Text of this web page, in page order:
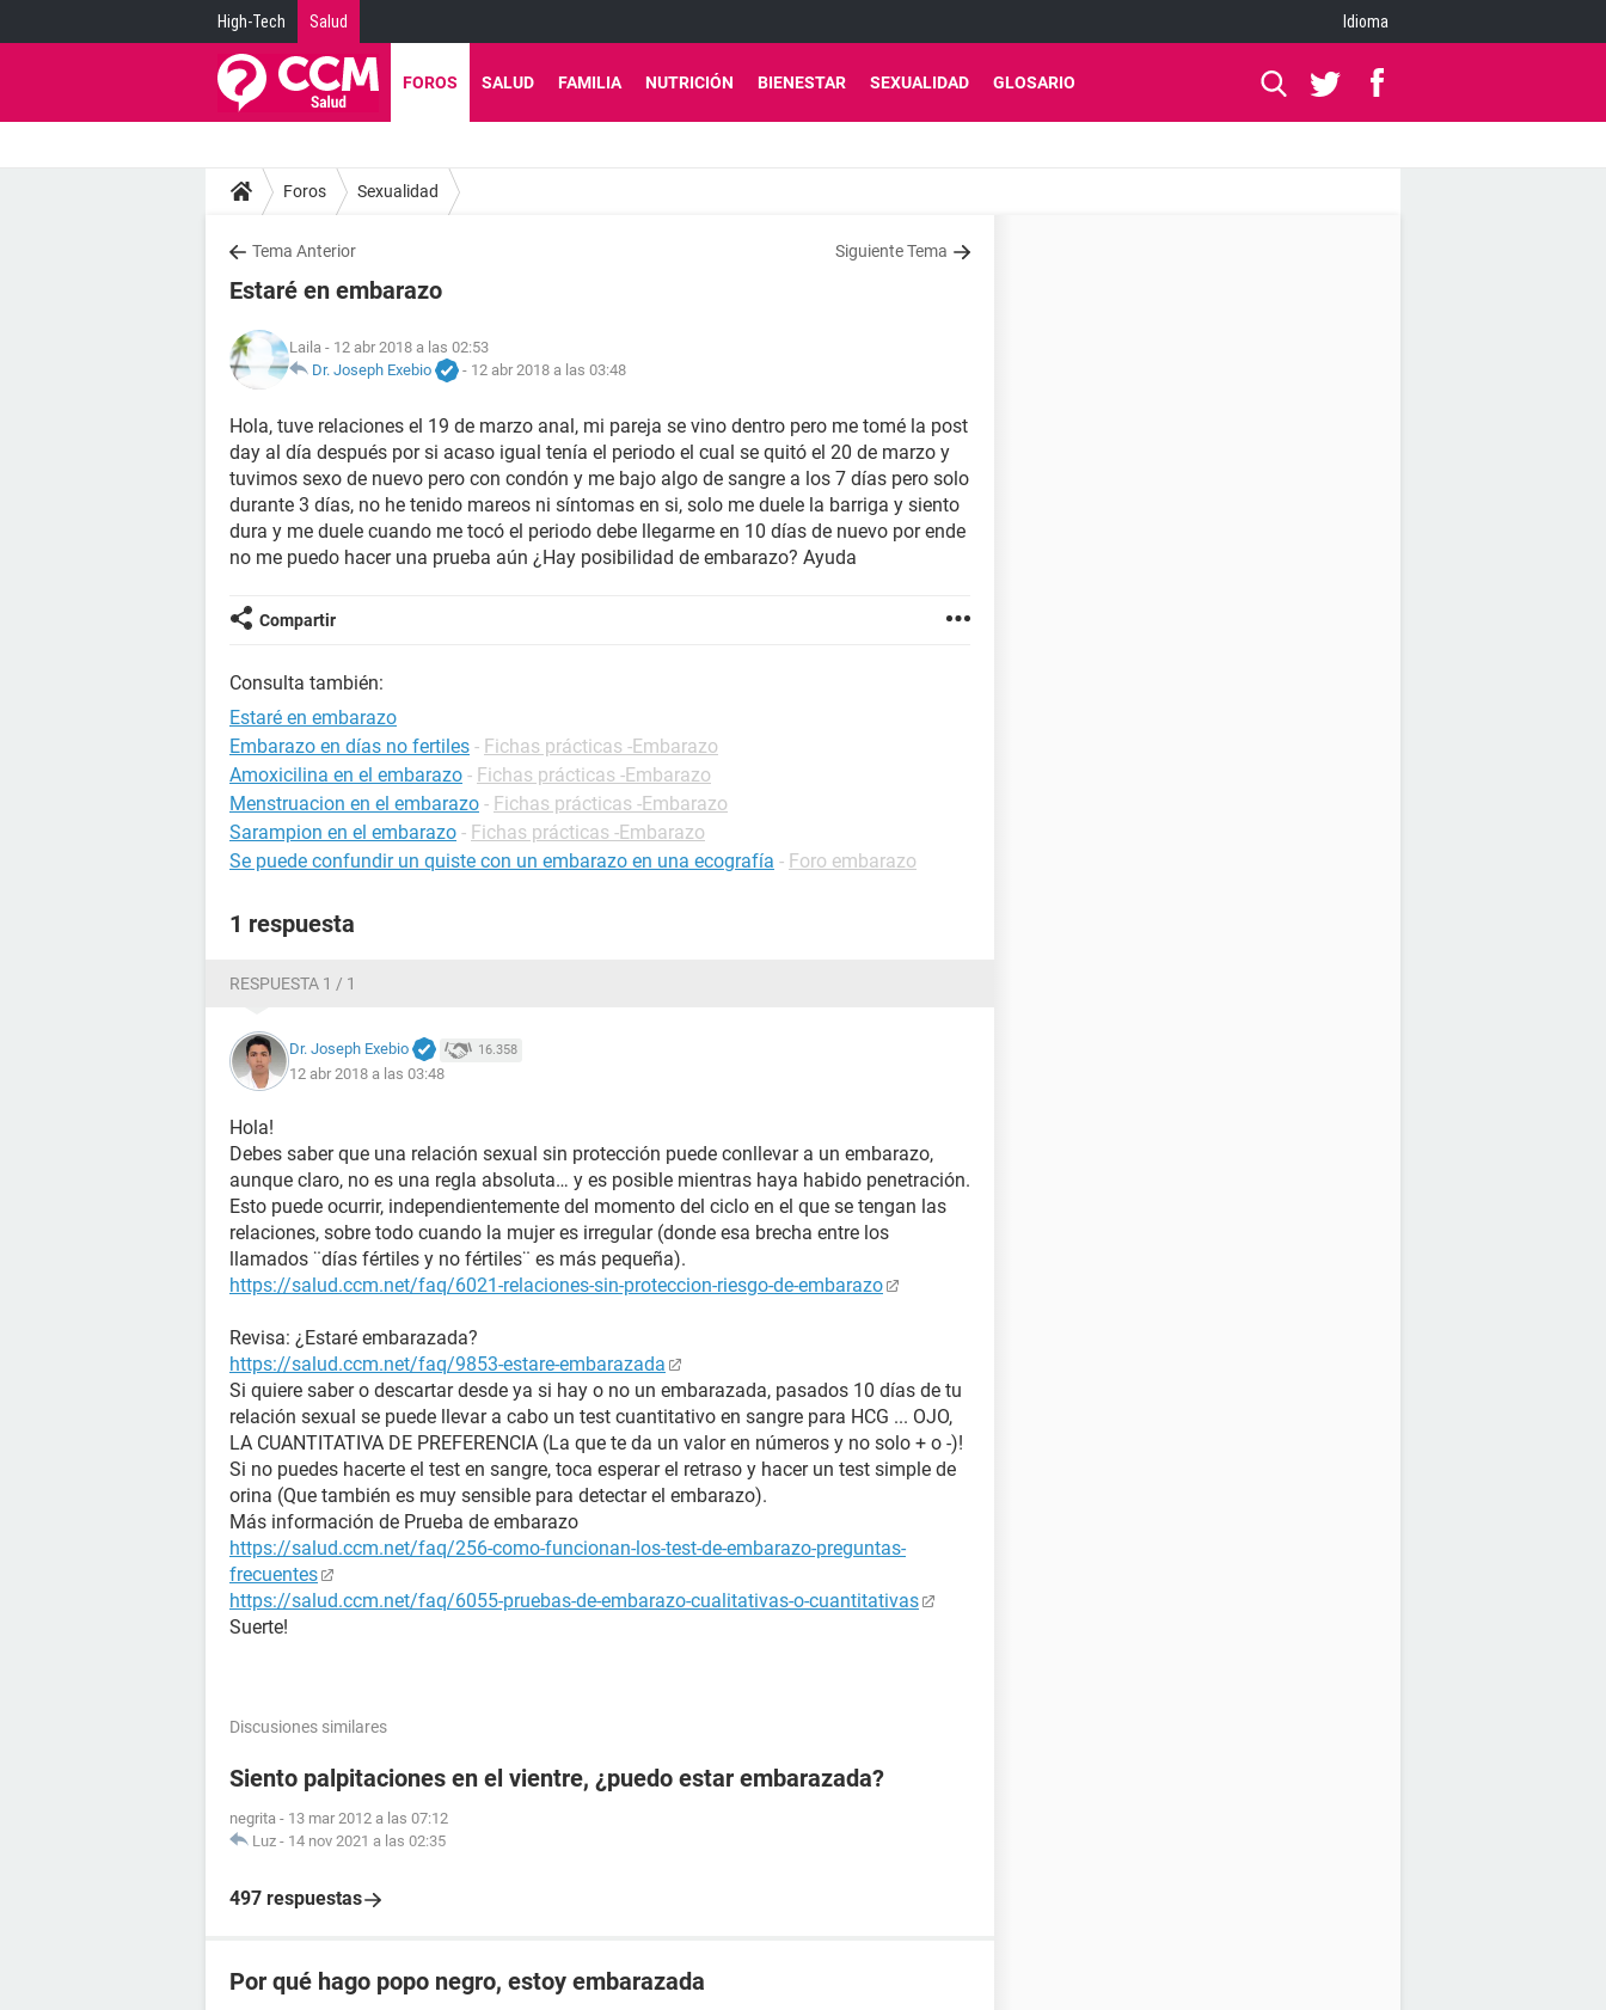
High-Tech Salud Idioma
FOROS SALUD FAMILIA NUTRICIÓN BIENESTAR SEXUALIDAD GLOSARIO
Foros Sexualidad
Tema Anterior Siguiente Tema
Estaré en embarazo
Laila - 12 abr 2018 a las 02:53
Dr. Joseph Exebio
- 12 abr 2018 a las 03:48
Hola, tuve relaciones el 19 de marzo anal, mi pareja se vino dentro pero me tomé la post
day al día después por si acaso igual tenía el periodo el cual se quitó el 20 de marzo y
tuvimos sexo de nuevo pero con condón y me bajo algo de sangre a los 7 días pero solo
durante 3 días, no he tenido mareos ni síntomas en si, solo me duele la barriga y siento
dura y me duele cuando me tocó el periodo debe llegarme en 10 días de nuevo por ende
no me puedo hacer una prueba aún ¿Hay posibilidad de embarazo? Ayuda
Compartir
Consulta también:
Estaré en embarazo
Embarazo en días no fertiles - Fichas prácticas -Embarazo
Amoxicilina en el embarazo - Fichas prácticas -Embarazo
Menstruacion en el embarazo - Fichas prácticas -Embarazo
Sarampion en el embarazo - Fichas prácticas -Embarazo
Se puede confundir un quiste con un embarazo en una ecografía - Foro embarazo
1 respuesta
RESPUESTA 1 / 1
Dr. Joseph Exebio 16.358
12 abr 2018 a las 03:48
Hola!
Debes saber que una relación sexual sin protección puede conllevar a un embarazo,
aunque claro, no es una regla absoluta… y es posible mientras haya habido penetración.
Esto puede ocurrir, independientemente del momento del ciclo en el que se tengan las
relaciones, sobre todo cuando la mujer es irregular (donde esa brecha entre los
llamados ¨días fértiles y no fértiles¨ es más pequeña).
https://salud.ccm.net/faq/6021-relaciones-sin-proteccion-riesgo-de-embarazo
Revisa: ¿Estaré embarazada?
https://salud.ccm.net/faq/9853-estare-embarazada
Si quiere saber o descartar desde ya si hay o no un embarazada, pasados 10 días de tu
relación sexual se puede llevar a cabo un test cuantitativo en sangre para HCG ... OJO,
LA CUANTITATIVA DE PREFERENCIA (La que te da un valor en números y no solo + o -)!
Si no puedes hacerte el test en sangre, toca esperar el retraso y hacer un test simple de
orina (Que también es muy sensible para detectar el embarazo).
Más información de Prueba de embarazo
https://salud.ccm.net/faq/256-como-funcionan-los-test-de-embarazo-preguntas-
frecuentes
https://salud.ccm.net/faq/6055-pruebas-de-embarazo-cualitativas-o-cuantitativas
Suerte!
Discusiones similares
Siento palpitaciones en el vientre, ¿puedo estar embarazada?
negrita - 13 mar 2012 a las 07:12
Luz - 14 nov 2021 a las 02:35
497 respuestas
Por qué hago popo negro, estoy embarazada